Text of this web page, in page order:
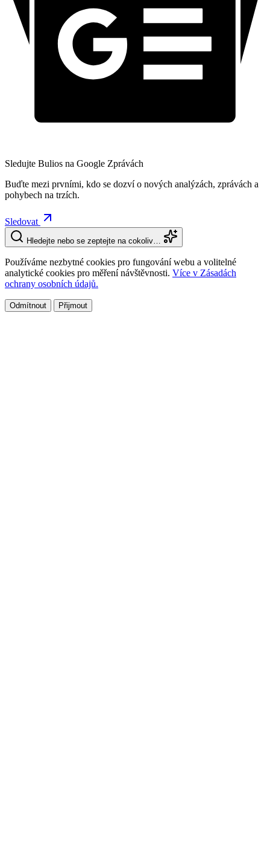
Sledujte Bulios na Google Zprávách
Buďte mezi prvními, kdo se dozví o nových analýzách, zprávách a
pohybech na trzích.
Sledovat
Hledejte nebo se zeptejte na cokoliv…
Používáme nezbytné cookies pro fungování webu a volitelné
analytické cookies pro měření návštěvnosti. Více v Zásadách
ochrany osobních údajů.
Odmítnout Přijmout